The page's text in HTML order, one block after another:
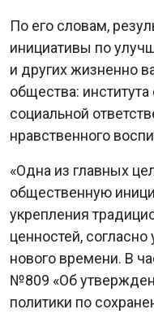
По его словам,
инициативы по
и других жизненно
общества:
социальной
нравственного
«Одна из главных
общественную
укрепления
ценностей,
нового времени. В
№809 «Об
политики по